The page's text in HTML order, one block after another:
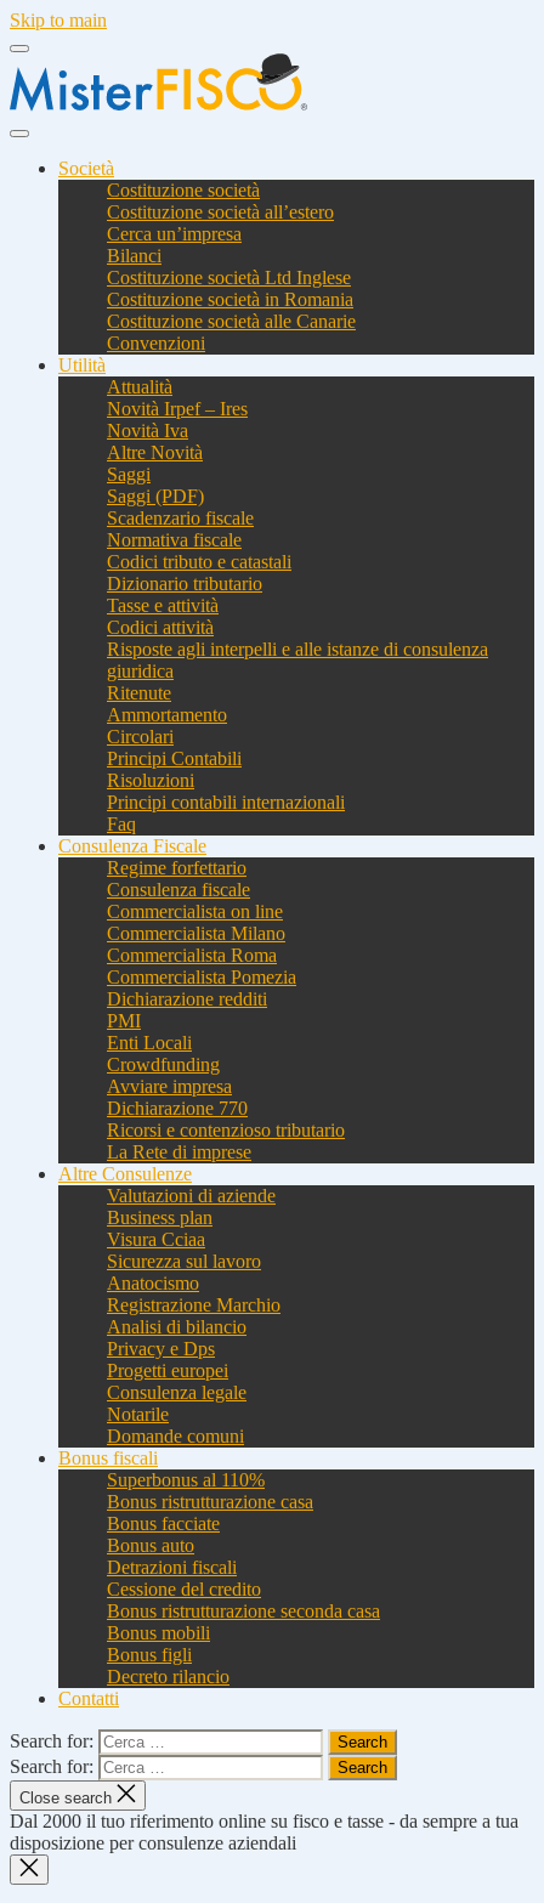
Skip to main
Società
Costituzione società
Costituzione società all’estero
Cerca un’impresa
Bilanci
Costituzione società Ltd Inglese
Costituzione società in Romania
Costituzione società alle Canarie
Convenzioni
Utilità
Attualità
Novità Irpef – Ires
Novità Iva
Altre Novità
Saggi
Saggi (PDF)
Scadenzario fiscale
Normativa fiscale
Codici tributo e catastali
Dizionario tributario
Tasse e attività
Codici attività
Risposte agli interpelli e alle istanze di consulenza
giuridica
Ritenute
Ammortamento
Circolari
Principi Contabili
Risoluzioni
Principi contabili internazionali
Faq
Consulenza Fiscale
Regime forfettario
Consulenza fiscale
Commercialista on line
Commercialista Milano
Commercialista Roma
Commercialista Pomezia
Dichiarazione redditi
PMI
Enti Locali
Crowdfunding
Avviare impresa
Dichiarazione 770
Ricorsi e contenzioso tributario
La Rete di imprese
Altre Consulenze
Valutazioni di aziende
Business plan
Visura Cciaa
Sicurezza sul lavoro
Anatocismo
Registrazione Marchio
Analisi di bilancio
Privacy e Dps
Progetti europei
Consulenza legale
Notarile
Domande comuni
Bonus fiscali
Superbonus al 110%
Bonus ristrutturazione casa
Bonus facciate
Bonus auto
Detrazioni fiscali
Cessione del credito
Bonus ristrutturazione seconda casa
Bonus mobili
Bonus figli
Decreto rilancio
Contatti
Search for:
Search for:
Close search
Dal 2000 il tuo riferimento online su fisco e tasse - da sempre a tua
disposizione per consulenze aziendali